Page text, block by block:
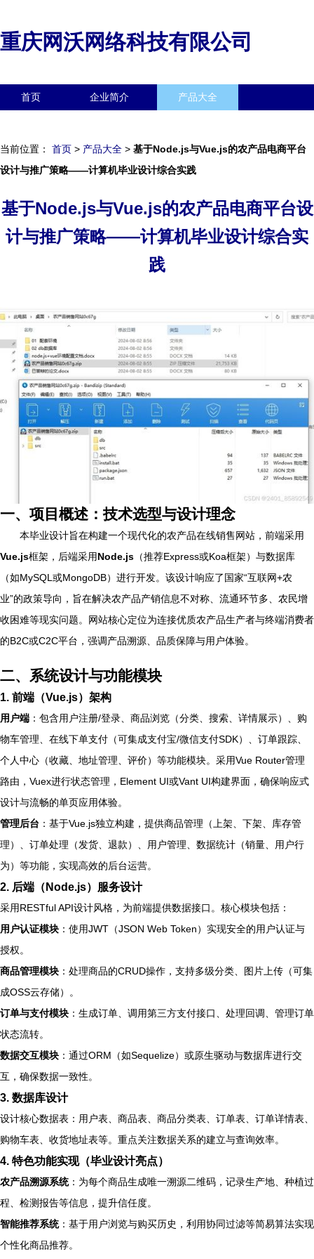
重庆网沃网络科技有限公司
首页 企业简介 产品大全
当前位置： 首页 > 产品大全 > 基于Node.js与Vue.js的农产品电商平台
设计与推广策略——计算机毕业设计综合实践
基于Node.js与Vue.js的农产品电商平台设
计与推广策略——计算机毕业设计综合实
践
一、项目概述：技术选型与设计理念
本毕业设计旨在构建一个现代化的农产品在线销售网站，前端采用
Vue.js框架，后端采用Node.js （推荐Express或Koa框架）与数据库
（如MySQL或MongoDB）进行开发。该设计响应了国家“互联网+农
业”的政策导向，旨在解决农产品产销信息不对称、流通环节多、农民增
收困难等现实问题。网站核心定位为连接优质农产品生产者与终端消费者
的B2C或C2C平台，强调产品溯源、品质保障与用户体验。
二、系统设计与功能模块
1. 前端（Vue.js）架构
用户端 ：包含用户注册/登录、商品浏览（分类、搜索、详情展示）、购
物车管理、在线下单支付（可集成支付宝/微信支付SDK）、订单跟踪、
个人中心（收藏、地址管理、评价）等功能模块。采用Vue Router管理
路由，Vuex进行状态管理，Element UI或Vant UI构建界面，确保响应式
设计与流畅的单页应用体验。
管理后台 ：基于Vue.js独立构建，提供商品管理（上架、下架、库存管
理）、订单处理（发货、退款）、用户管理、数据统计（销量、用户行
为）等功能，实现高效的后台运营。
2. 后端（Node.js）服务设计
采用RESTful API设计风格，为前端提供数据接口。核心模块包括：
用户认证模块 ：使用JWT（JSON Web Token）实现安全的用户认证与
授权。
商品管理模块 ：处理商品的CRUD操作，支持多级分类、图片上传（可集
成OSS云存储）。
订单与支付模块 ：生成订单、调用第三方支付接口、处理回调、管理订单
状态流转。
数据交互模块 ：通过ORM（如Sequelize）或原生驱动与数据库进行交
互，确保数据一致性。
3. 数据库设计
设计核心数据表：用户表、商品表、商品分类表、订单表、订单详情表、
购物车表、收货地址表等。重点关注数据关系的建立与查询效率。
4. 特色功能实现（毕业设计亮点）
农产品溯源系统：为每个商品生成唯一溯源二维码，记录生产地、种植过
程、检测报告等信息，提升信任度。
智能推荐系统：基于用户浏览与购买历史，利用协同过滤等简易算法实现
个性化商品推荐。